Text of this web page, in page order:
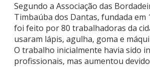
Segundo a Associação das
Timbaúba dos Dantas, fundada em
foi feito por 80 trabalhadoras da
usaram lápis, agulha, goma e
O trabalho inicialmente havia sido
profissionais, mas aumentou